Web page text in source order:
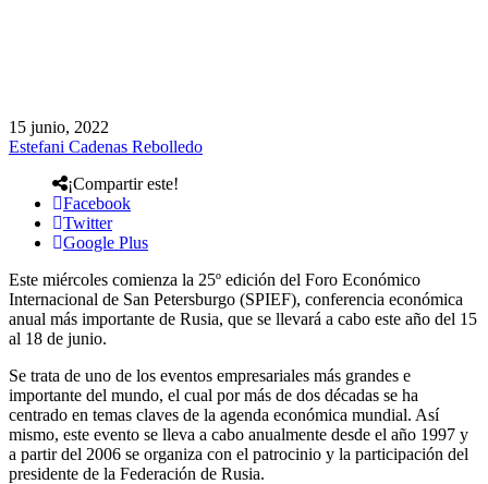
15 junio, 2022
Estefani Cadenas Rebolledo
¡Compartir este!
Facebook
Twitter
Google Plus
Este miércoles comienza la 25º edición del Foro Económico
Internacional de San Petersburgo (SPIEF), conferencia económica
anual más importante de Rusia, que se llevará a cabo este año del 15
al 18 de junio.
Se trata de uno de los eventos empresariales más grandes e
importante del mundo, el cual por más de dos décadas se ha
centrado en temas claves de la agenda económica mundial. Así
mismo, este evento se lleva a cabo anualmente desde el año 1997 y
a partir del 2006 se organiza con el patrocinio y la participación del
presidente de la Federación de Rusia.